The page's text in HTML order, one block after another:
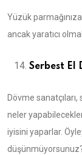
Yüzük
ancak yaratıcı
Serbest El
Dövme
neler
iyisini yaparlar.